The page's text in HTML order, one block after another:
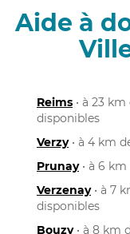
Aide à
Reims • à 23
disponibles
Verzy• à 4 km
Prunay• à 6 km
Verzenay• à 7
disponibles
Bouzy• à 8 km